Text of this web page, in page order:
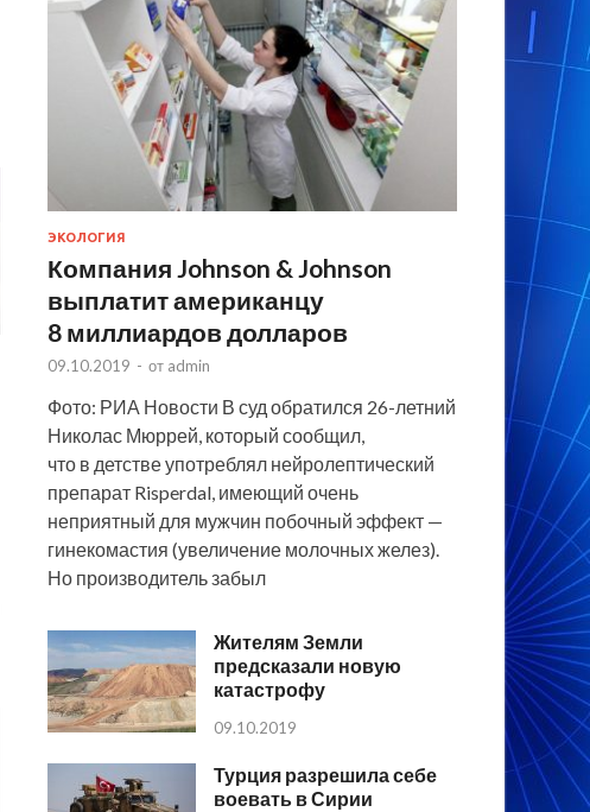
ЭКОЛОГИЯ
Компания Johnson & Johnson
выплатит американцу
8 миллиардов долларов
09.10.2019 - от admin
Фото: РИА Новости В суд обратился 26-летний
Николас Мюррей, который сообщил,
что в детстве употреблял нейролептический
препарат Risperdal, имеющий очень
неприятный для мужчин побочный эффект —
гинекомастия (увеличение молочных желез).
Но производитель забыл
Жителям Земли
предсказали новую
катастрофу
09.10.2019
Турция разрешила себе
воевать в Сирии